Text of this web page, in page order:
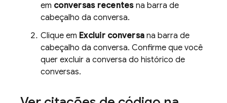
em conversas recentesna barra de
cabeçalho da conversa.
Clique em Excluir conversa na barra de
cabeçalho da conversa. Confirme que você
quer excluir a conversa do histórico de
conversas.